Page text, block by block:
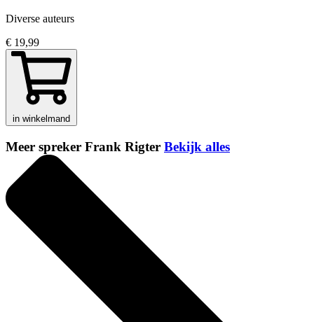
Diverse auteurs
€ 19,99
in winkelmand
Meer spreker Frank Rigter Bekijk alles